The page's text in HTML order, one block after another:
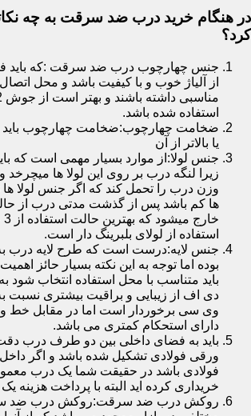
در هنگام خرید درب ضد سرقت به چه
کرد؟
جنس چهارچوب درب ضد سرقت :که باید
از آلیاژ خوب و با کیفیت باشد و محل
استفاده شده باشد.
یا بالاتر از آن
جنس لولا:از موارد بسیار مهمی است که
زیرا لنگه درب بر روی این لولا ها میچرخد و
وزن درب را تحمل کند که اگر جنس لولا ها
ها کم باشد پس از گذشت مدتی درب از
استفاده از لولای بلبرینگ دار است.
جنس لایه:درست است که طرح لایه درب
بوده اما توجه به این نکته بسیار حائز
باید متناسب با محل استفاده انتخاب
دی اف از زیبایی و براقیت بیشتری نسبت
وی سی برخوردار است اما در مقابل خط
دارای استحکام کمتری می باشد.
باید به فضای داخلی بین دو طرف درب دقت
ورقی فولادی تشکیل شده باشد و اگر
فولادی باشد در حقیقت شما یک درب
خریداری کرده اید البته با پرداخت
روکش درب ضد سرقت:روکش درب ضد